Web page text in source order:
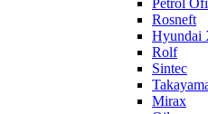
Petrol
Rosneft
Hyundai
Rolf
Sintec
Mirax